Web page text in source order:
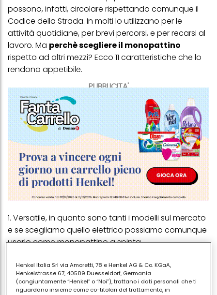
PUBBLICITA'
possono, infatti, circolare rispettando comunque il
Codice della Strada. In molti lo utilizzano per le
attività quotidiane, per brevi percorsi, e per recarsi al
lavoro. Ma perchè scegliere il monopattino
rispetto ad altri mezzi? Ecco 11 caratteristiche che lo
rendono appetibile.
1. Versatile, in quanto sono tanti i modelli sul mercato
e se scegliamo quello elettrico possiamo comunque
usarlo come monopattino a spinta
anche in metro o sull’autobus o nella sacca durante i
percorsi a piedi
Henkel Italia Srl via Amoretti, 78 e Henkel AG & Co. KGaA,
Henkelstrasse 67, 40589 Duesseldorf, Germania
(congiuntamente “Henkel” o “Noi”), trattano i dati personali che ti
riguardano insieme come co-titolari del trattamento, in